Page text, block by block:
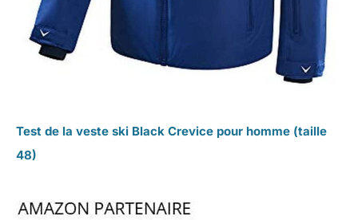
Test de la veste ski Black Crevice pour homme (taille
48)